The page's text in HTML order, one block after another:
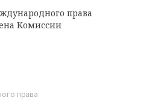
права
Комиссии
права